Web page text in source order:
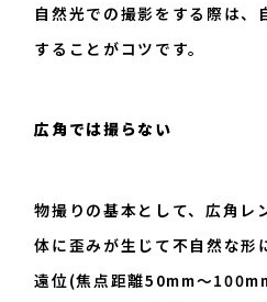
自然光での撮影をする際は、
することがコツです。
広角では撮らない
物撮りの基本として、広角レ
体に歪みが生じて不自然な形
遠位(焦点距離50mm～